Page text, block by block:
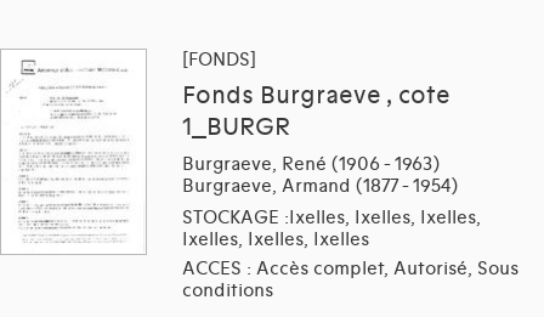
[FONDS]
Fonds Burgraeve , cote
1_BURGR
Burgraeve, René (1906 - 1963)
Burgraeve, Armand (1877 - 1954)
STOCKAGE :Ixelles, Ixelles, Ixelles,
Ixelles, Ixelles, Ixelles
ACCES : Accès complet, Autorisé, Sous
conditions